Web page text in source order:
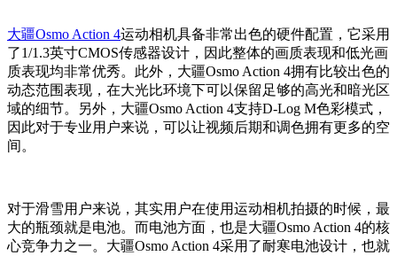
大疆Osmo Action 4运动相机具备非常出色的硬件配置，它采用
了1/1.3英寸CMOS传感器设计，因此整体的画质表现和低光画
质表现均非常优秀。此外，大疆Osmo Action 4拥有比较出色的
动态范围表现，在大光比环境下可以保留足够的高光和暗光区
域的细节。另外，大疆Osmo Action 4支持D-Log M色彩模式，
因此对于专业用户来说，可以让视频后期和调色拥有更多的空
间。
对于滑雪用户来说，其实用户在使用运动相机拍摄的时候，最
大的瓶颈就是电池。而电池方面，也是大疆Osmo Action 4的核
心竞争力之一。大疆Osmo Action 4采用了耐寒电池设计，也就